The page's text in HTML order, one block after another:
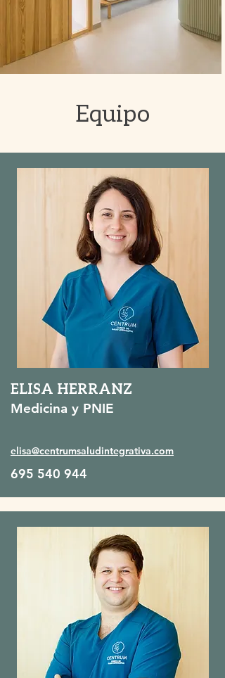
Equipo
ELISA HERRANZ
Medicina y PNIE
elisa@centrumsaludintegrativa.com
695 540 944